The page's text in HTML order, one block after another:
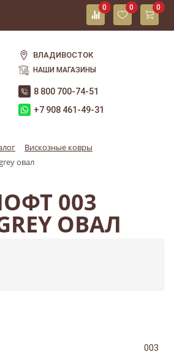
0 0 0
ВЛАДИВОСТОК
НАШИ МАГАЗИНЫ
8 800 700-74-51
+7 908 461-49-31
Вискозные ковры
овал
003
ОВАЛ
003